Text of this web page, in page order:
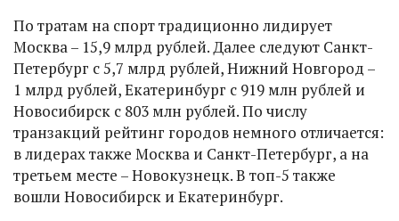
По тратам на спорт традиционно лидирует
Москва – 15,9 млрд рублей. Далее следуют Санкт-
Петербург с 5,7 млрд рублей, Нижний Новгород –
1 млрд рублей, Екатеринбург с 919 млн рублей и
Новосибирск с 803 млн рублей. По числу
транзакций рейтинг городов немного отличается:
в лидерах также Москва и Санкт-Петербург, а на
третьем месте – Новокузнецк. В топ-5 также
вошли Новосибирск и Екатеринбург.